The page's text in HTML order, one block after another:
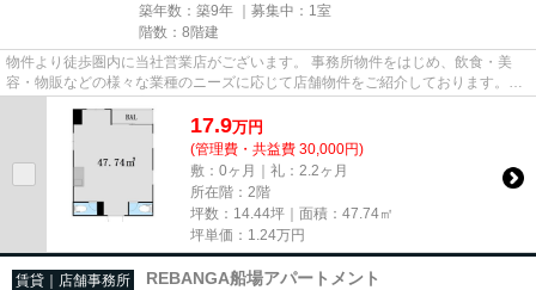
築年数：築9年 ｜募集中： 1室
階数：8階建
物件より徒歩圏内に当社営業店がございます。 事務所物件をはじめ、飲食・美
容・物販などの様々な業種のニーズに応じて店舗物件をご紹介しております。
尚、弊社ではおとり広告は一切...
17.9万円
(管理費・共益費 30,000円)
敷：0ヶ月｜礼：2.2ヶ月
所在階：2階
坪数：14.44坪｜面積：47.74㎡
坪単価： 1.24万円
賃貸｜店舗事務所 REBANGA船場アパートメント